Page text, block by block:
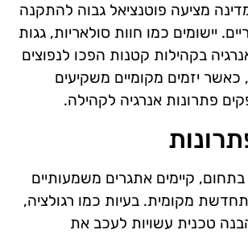
מציעה פוטנציאל גבוה להתקנה
יישומים כמו חוות סולאריות, גגות
בקהילות קטנות הפכו לנפוצים
כאשר יזמים מקומיים משקיעים
פתרונות אנרגיה לקהילה.
קיימים אתגרים משמעותיים
מקומית. בעיות כמו רגולציה,
טכנית עשויות לעכב את